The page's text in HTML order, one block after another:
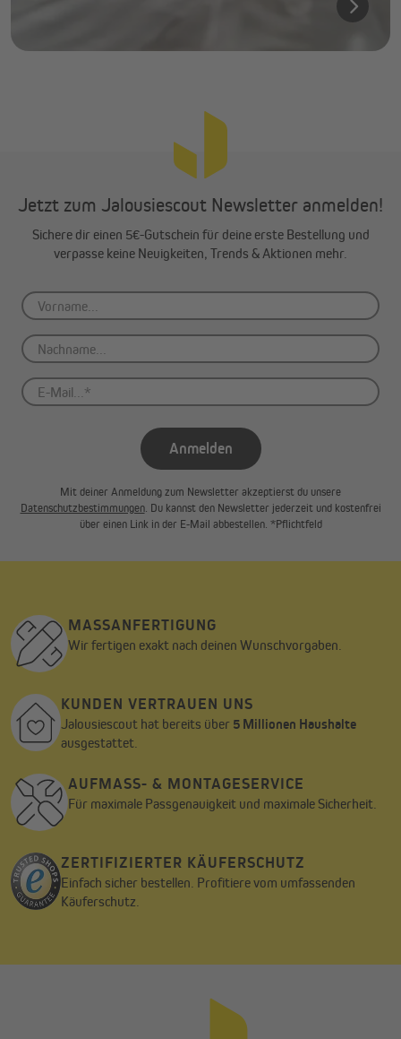
Jetzt zum Jalousiescout Newsletter anmelden!
Sichere dir einen 5€-Gutschein für deine erste Bestellung und
verpasse keine Neuigkeiten, Trends & Aktionen mehr.
Anmelden
Mit deiner Anmeldung zum Newsletter akzeptierst du unsere
Datenschutzbestimmungen. Du kannst den Newsletter jederzeit und kostenfrei
über einen Link in der E-Mail abbestellen. *Pflichtfeld
MASSANFERTIGUNG
Wir fertigen exakt nach deinen Wunschvorgaben.
KUNDEN VERTRAUEN UNS
Jalousiescout hat bereits über 5 Millionen Haushalte
ausgestattet.
AUFMASS- & MONTAGESERVICE
Für maximale Passgenauigkeit und maximale Sicherheit.
ZERTIFIZIERTER KÄUFERSCHUTZ
Einfach sicher bestellen. Profitiere vom umfassenden
Käuferschutz.